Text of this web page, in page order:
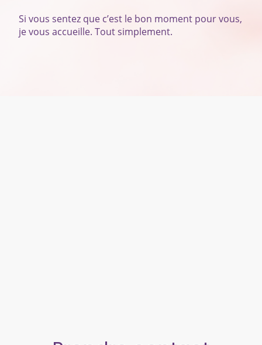
Si vous sentez que c’est le bon moment pour vous,
je vous accueille. Tout simplement.